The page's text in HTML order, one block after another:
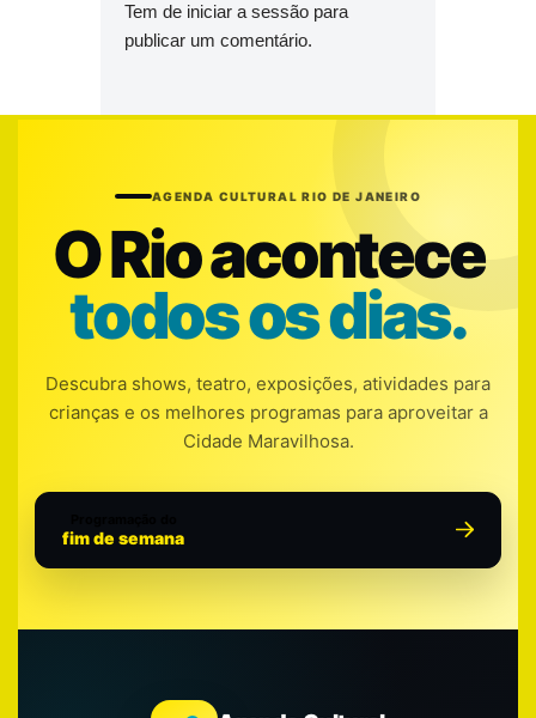
Tem de iniciar a sessão para
publicar um comentário.
AGENDA CULTURAL RIO DE JANEIRO
O Rio acontece
todos os dias.
Descubra shows, teatro, exposições, atividades para
crianças e os melhores programas para aproveitar a
Cidade Maravilhosa.
fim de semana